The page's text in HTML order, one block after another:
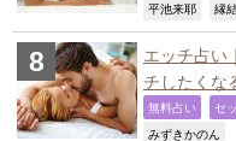
平池来耶 縁
エッチ占い
チしたくな
無料占い セ
みずきかのん